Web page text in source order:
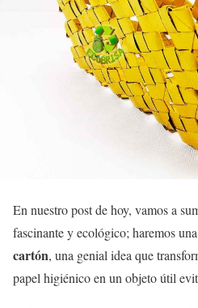
En nuestro post de hoy, vamos a
fascinante y ecológico; haremos una
cartón, una genial idea que
papel higiénico en un objeto útil